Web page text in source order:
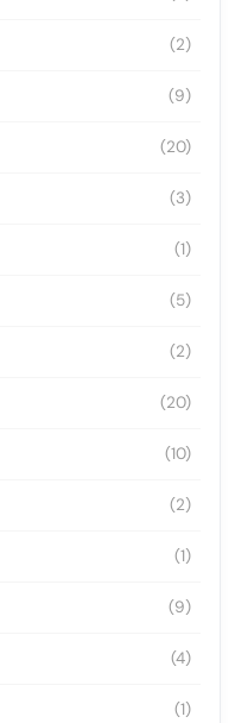
(2)
(9)
(20)
(3)
(1)
(5)
(2)
(20)
(10)
(2)
(1)
(9)
(4)
(1)